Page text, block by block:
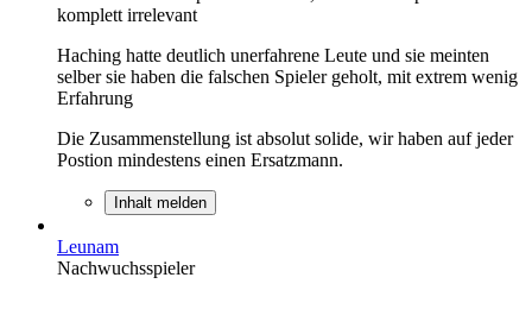
komplett irrelevant
Haching hatte deutlich unerfahrene Leute und sie meinten
selber sie haben die falschen Spieler geholt, mit extrem wenig
Erfahrung
Die Zusammenstellung ist absolut solide, wir haben auf jeder
Postion mindestens einen Ersatzmann.
Inhalt melden
Leunam
Nachwuchsspieler